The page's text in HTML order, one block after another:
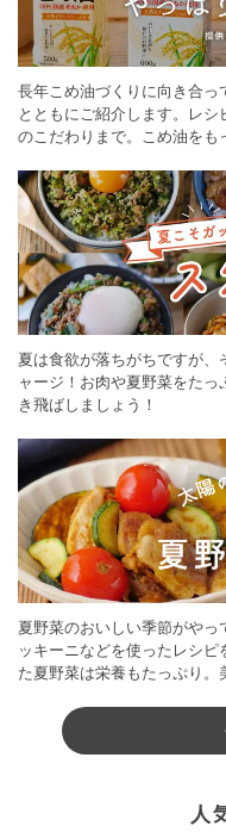
長年こめ油づくりに向き合
とともにご紹介します。レ
のこだわりまで。こめ油を
夏は食欲が落ちがちですが
ャージ！お肉や夏野菜をた
き飛ばしましょう！
夏野菜のおいしい季節がや
ッキーニなどを使ったレシ
た夏野菜は栄養もたっぷり
人